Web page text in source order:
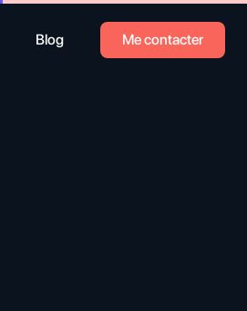
Blog Me contacter